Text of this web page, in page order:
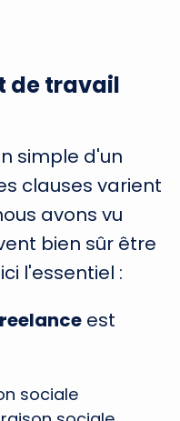
de travail
simple d'un
clauses varient
avons vu
bien sûr être
l'essentiel :
est
sociale